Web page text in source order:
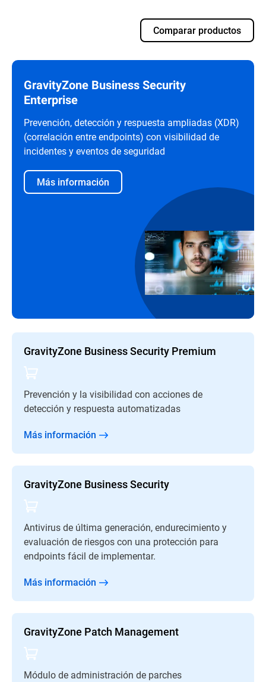
Comparar productos
GravityZone Business Security
Enterprise
Prevención, detección y respuesta ampliadas (XDR)
(correlación entre endpoints) con visibilidad de
incidentes y eventos de seguridad
Más información
GravityZone Business Security Premium
Prevención y la visibilidad con acciones de
detección y respuesta automatizadas
Más información
GravityZone Business Security
Antivirus de última generación, endurecimiento y
evaluación de riesgos con una protección para
endpoints fácil de implementar.
Más información
GravityZone Patch Management
Módulo de administración de parches